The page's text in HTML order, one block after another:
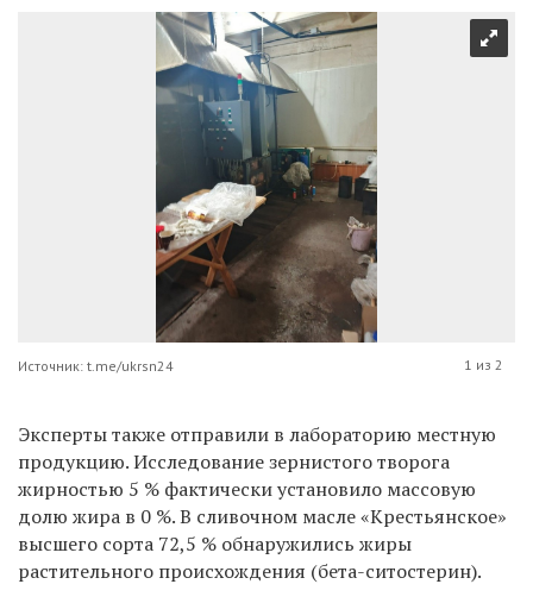
Источник: t.me/ukrsn24 1 из 2
Эксперты также отправили в лабораторию местную
продукцию. Исследование зернистого творога
жирностью 5 % фактически установило массовую
долю жира в 0 %. В сливочном масле «Крестьянское»
высшего сорта 72,5 % обнаружились жиры
растительного происхождения (бета-ситостерин).